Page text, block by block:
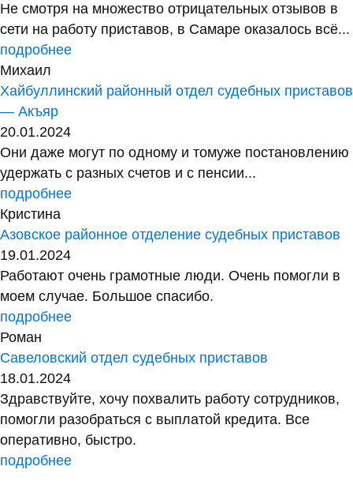
Не смотря на множество отрицательных отзывов в
сети на работу приставов, в Самаре оказалось всё...
подробнее
Михаил
Хайбуллинский районный отдел судебных приставов
— Акъяр
20.01.2024
Они даже могут по одному и томуже постановлению
удержать с разных счетов и с пенсии...
подробнее
Кристина
Азовское районное отделение судебных приставов
19.01.2024
Работают очень грамотные люди. Очень помогли в
моем случае. Большое спасибо.
подробнее
Роман
Савеловский отдел судебных приставов
18.01.2024
Здравствуйте, хочу похвалить работу сотрудников,
помогли разобраться с выплатой кредита. Все
оперативно, быстро.
подробнее